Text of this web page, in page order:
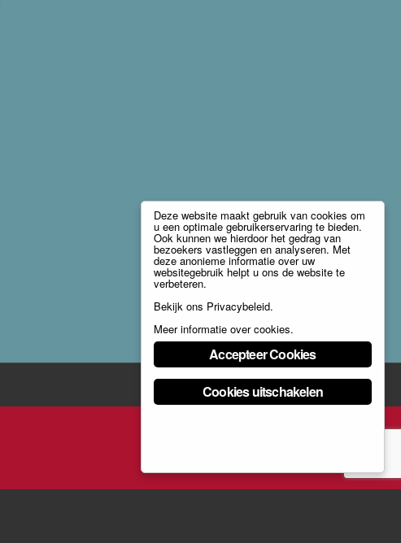
Deze website maakt gebruik van cookies om
u een optimale gebruikerservaring te bieden.
Ook kunnen we hierdoor het gedrag van
bezoekers vastleggen en analyseren. Met
deze anonieme informatie over uw
websitegebruik helpt u ons de website te
verbeteren.
Bekijk ons Privacybeleid.
Meer informatie over cookies.
Accepteer Cookies
Cookies uitschakelen